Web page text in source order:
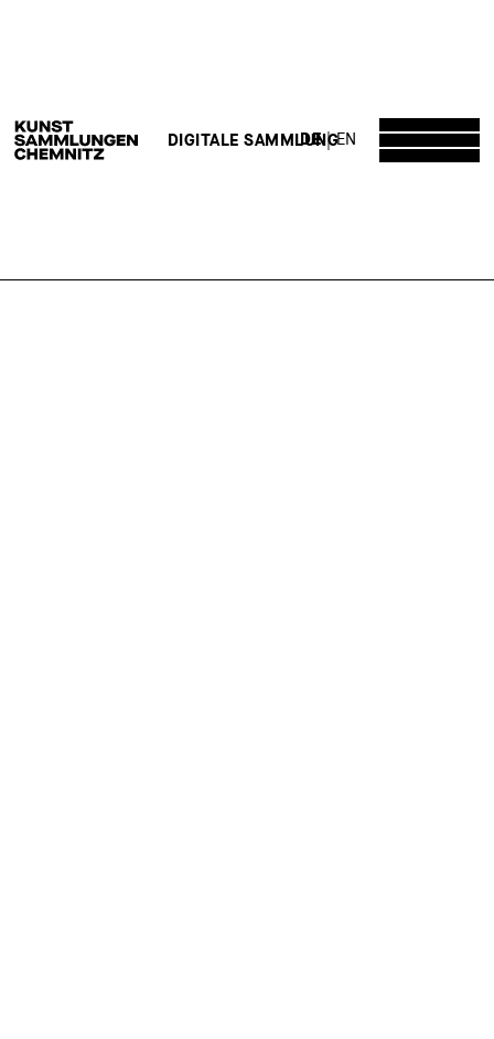
DE EN
DIGITALE SAMMLUNG